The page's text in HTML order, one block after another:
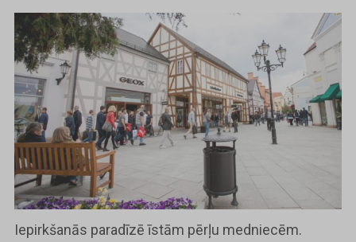
Iepirkšanās paradīzē īstām pērļu medniecēm.